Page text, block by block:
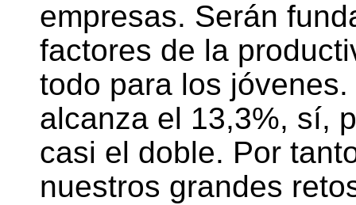
empresas. Serán
factores de la
todo para los
alcanza el 13,3%, sí,
casi el doble. Por
nuestros grandes